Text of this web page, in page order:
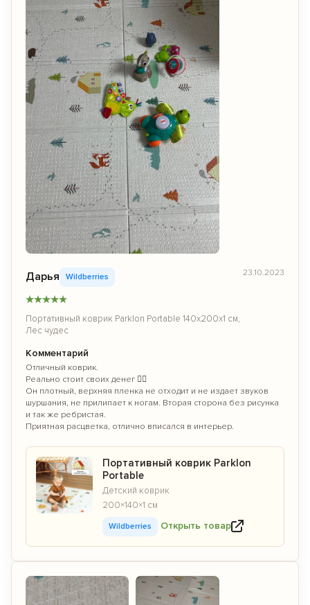
Дарья Wildberries
★★★★★
Портативный коврик Parklon Portable 140х200х1 см,
Лес чудес
23.10.2023
Комментарий
Отличный коврик.
Реально стоит своих денег 👌🏻
Он плотный, верхняя пленка не отходит и не издает звуков
шуршания, не прилипает к ногам. Вторая сторона без рисунка
и так же ребристая.
Приятная расцветка, отлично вписался в интерьер.
Портативный коврик Parklon
Portable
Детский коврик
200×140×1 см
Wildberries Открыть товар